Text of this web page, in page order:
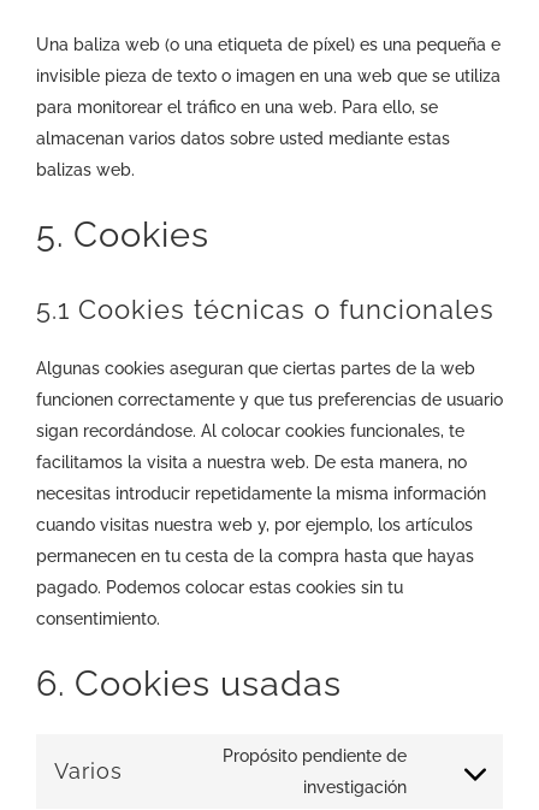
Una baliza web (o una etiqueta de píxel) es una pequeña e
invisible pieza de texto o imagen en una web que se utiliza
para monitorear el tráfico en una web. Para ello, se
almacenan varios datos sobre usted mediante estas
balizas web.
5. Cookies
5.1 Cookies técnicas o funcionales
Algunas cookies aseguran que ciertas partes de la web
funcionen correctamente y que tus preferencias de usuario
sigan recordándose. Al colocar cookies funcionales, te
facilitamos la visita a nuestra web. De esta manera, no
necesitas introducir repetidamente la misma información
cuando visitas nuestra web y, por ejemplo, los artículos
permanecen en tu cesta de la compra hasta que hayas
pagado. Podemos colocar estas cookies sin tu
consentimiento.
6. Cookies usadas
Varios
Propósito pendiente de
investigación
Consent